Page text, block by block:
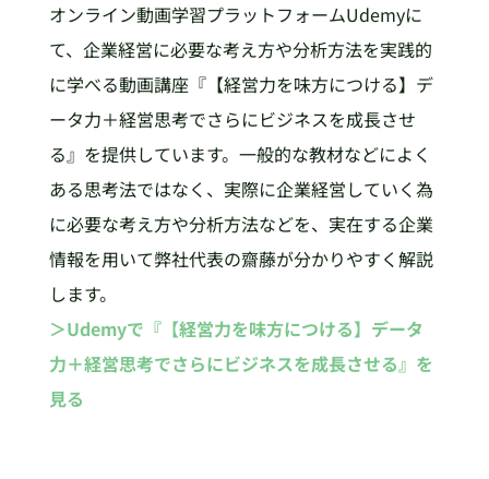
オンライン動画学習プラットフォームUdemyに
て、企業経営に必要な考え方や分析方法を実践的
に学べる動画講座『【経営力を味方につける】デ
ータ力＋経営思考でさらにビジネスを成長させ
る』を提供しています。一般的な教材などによく
ある思考法ではなく、実際に企業経営していく為
に必要な考え方や分析方法などを、実在する企業
情報を用いて弊社代表の齋藤が分かりやすく解説
します。
＞Udemyで『【経営力を味方につける】データ
力＋経営思考でさらにビジネスを成長させる』を
見る